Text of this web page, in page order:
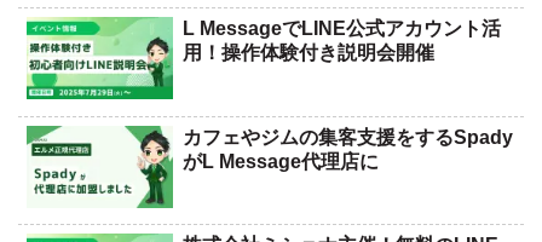
L MessageでLINE公式アカウント活
用！操作体験付き説明会開催
カフェやジムの集客支援をするSpady
がL Message代理店に